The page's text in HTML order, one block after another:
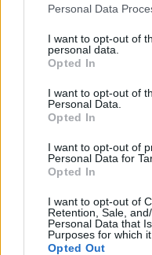
Personal Data
I want to opt-out of
personal data.
Opted In
I want to opt-out of
Personal Data.
Opted In
I want to opt-out of
Personal Data for
Opted In
I want to opt-out of
Retention, Sale,
Personal Data that
Purposes for which
Opted Out
Letra Olvido y
Letra Trece
Letra Pa' mi rumba
Letra Nuestra
Biografía Ranking